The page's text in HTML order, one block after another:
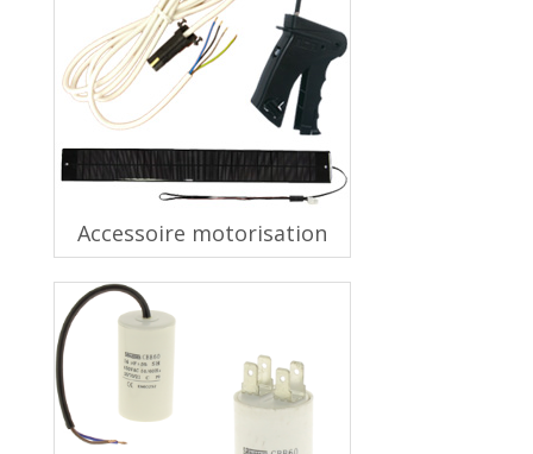
Accessoire motorisation